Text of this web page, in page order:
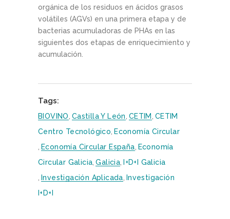
orgánica de los residuos en ácidos grasos
volátiles (AGVs) en una primera etapa y de
bacterias acumuladoras de PHAs en las
siguientes dos etapas de enriquecimiento y
acumulación.
Tags:
BIOVINO Castilla Y León CETIM CETIM
Centro Tecnológico Economía Circular
Economía Circular España Economía
Circular Galicia Galicia
I+D+i Galicia
Investigación Aplicada
Investigación
I+D+i